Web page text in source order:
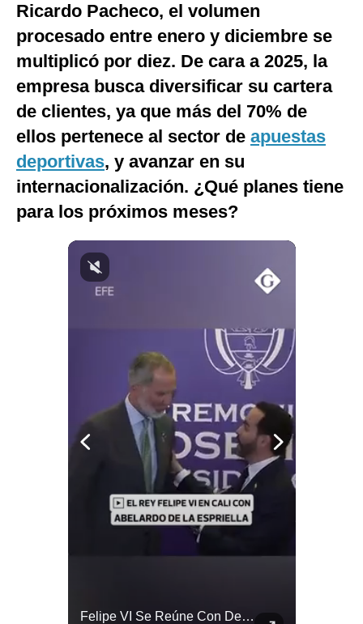
Mix
G de Gestión
Notas Contratadas
Podcast
Gestión TV
Videos
Fotogalerías
Ricardo Pacheco, el volumen
procesado entre enero y diciembre se
multiplicó por diez. De cara a 2025, la
empresa busca diversificar su cartera
de clientes, ya que más del 70% de
ellos pertenece al sector de apuestas
deportivas, y avanzar en su
internacionalización. ¿Qué planes tiene
para los próximos meses?
Felipe VI Se Reúne Con De La Espriella Antes De La Investidura | Gestión Mundo